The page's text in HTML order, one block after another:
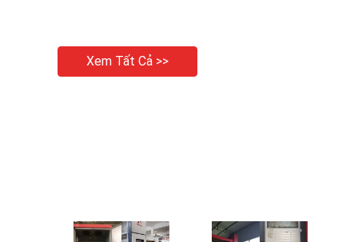
Xem Tất Cả >>